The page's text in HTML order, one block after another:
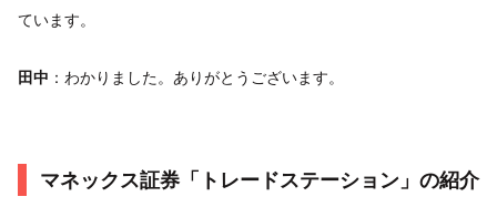
ています。
田中 ：わかりました。ありがとうございます。
マネックス証券「トレードステーション」の紹介